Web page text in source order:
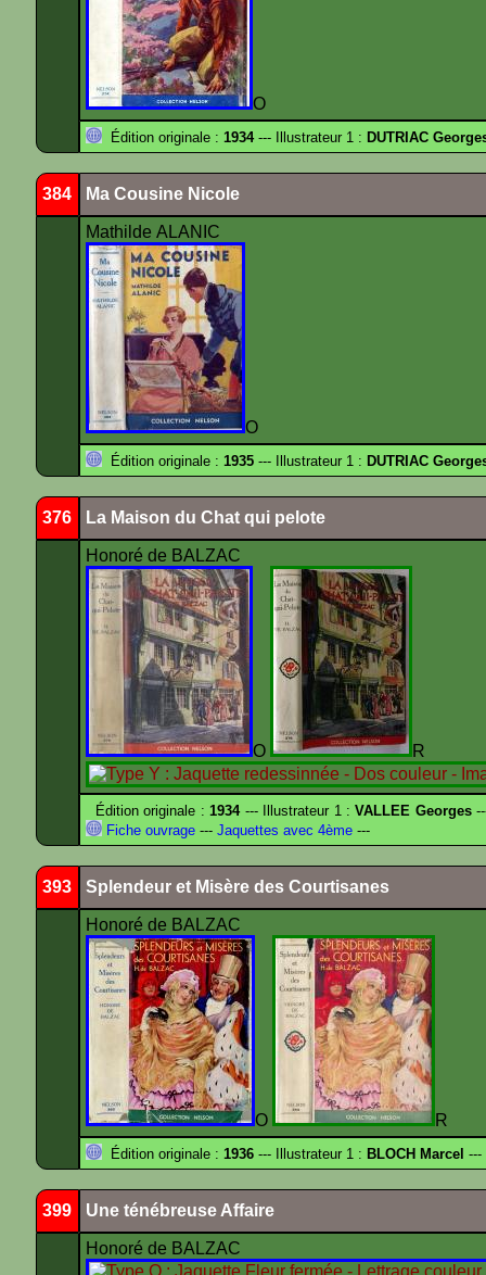
O
Édition originale : 1934--- Illustrateur 1 : DUTRIAC
384 Ma Cousine Nicole
Mathilde ALANIC
O
Édition originale : 1935 --- Illustrateur 1 : DUTRIAC
376 La Maison du Chat qui pelote
Honoré de BALZAC
O R
Édition originale :1934--- Illustrateur 1 :VALLEE Georges
Fiche ouvrage --- Jaquettes avec 4ème ---
393 Splendeur et Misère des Courtisanes
Honoré de BALZAC
O R
Édition originale : 1936 --- Illustrateur 1 : BLOCH Marcel ---
399 Une ténébreuse Affaire
Honoré de BALZAC